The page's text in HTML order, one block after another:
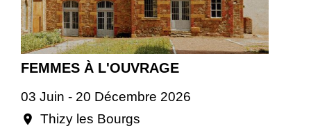
FEMMES À L'OUVRAGE
03 Juin - 20 Décembre 2026
location_on Thizy les Bourgs